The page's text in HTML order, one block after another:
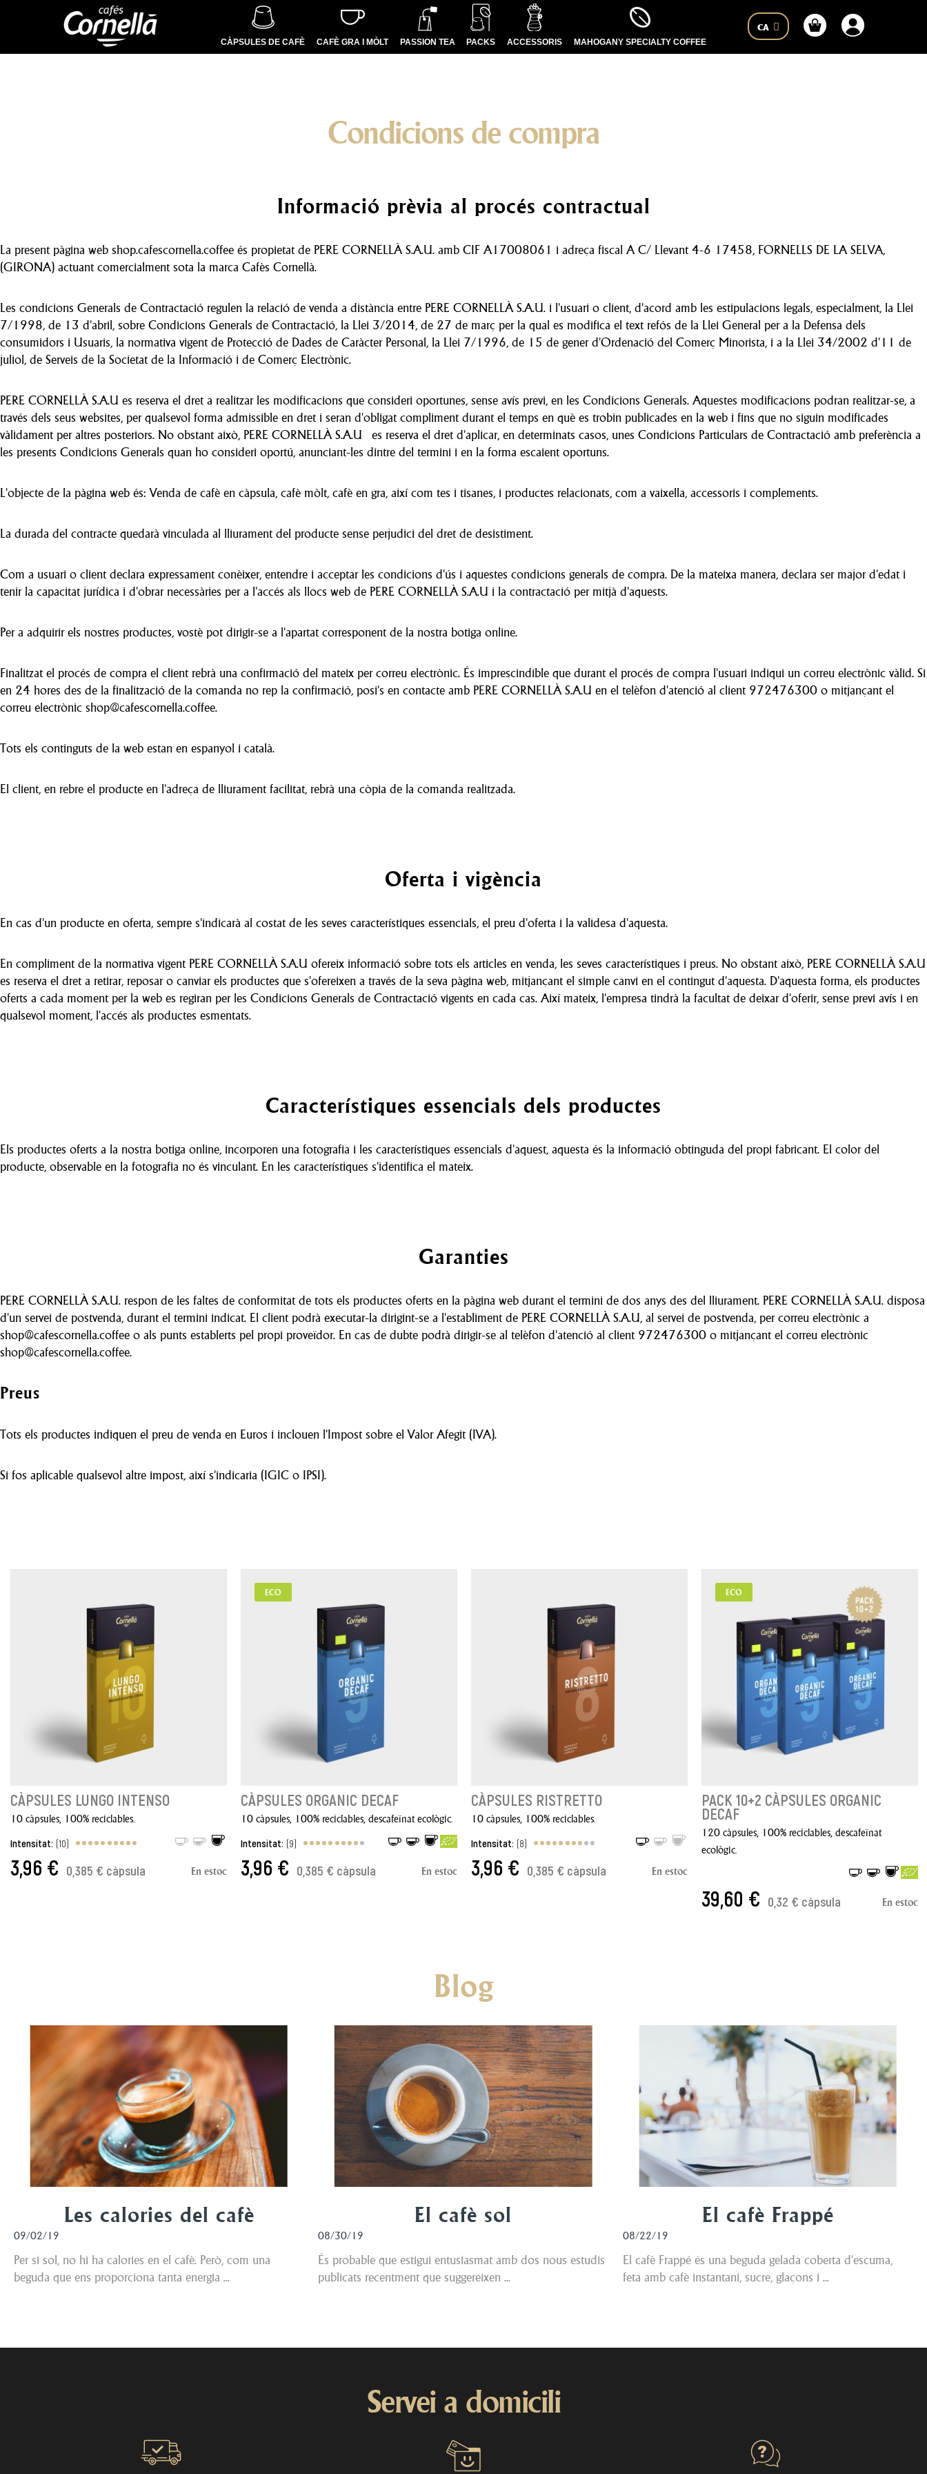
CÀPSULES DE CAFÈ CAFÈ GRA I MÒLT PASSION TEA PACKS ACCESSORIS MAHOGANY SPECIALTY COFFEE
CA
Condicions de compra
Informació prèvia al procés contractual
La present pàgina web shop.cafescornella.coffee és propietat de PERE CORNELLÀ S.A.U. amb CIF A17008061 i adreça fiscal A C/ Llevant 4-6 17458, FORNELLS DE LA SELVA,
(GIRONA) actuant comercialment sota la marca Cafès Cornellà.
Les condicions Generals de Contractació regulen la relació de venda a distància entre PERE CORNELLÀ S.A.U. i l'usuari o client, d'acord amb les estipulacions legals, especialment, la Llei
7/1998, de 13 d'abril, sobre Condicions Generals de Contractació, la Llei 3/2014, de 27 de març per la qual es modifica el text refós de la Llei General per a la Defensa dels
consumidors i Usuaris, la normativa vigent de Protecció de Dades de Caràcter Personal, la Llei 7/1996, de 15 de gener d'Ordenació del Comerç Minorista, i a la Llei 34/2002 d'11 de
juliol, de Serveis de la Societat de la Informació i de Comerç Electrònic.
PERE CORNELLÀ S.A.U es reserva el dret a realitzar les modificacions que consideri oportunes, sense avís previ, en les Condicions Generals. Aquestes modificacions podran realitzar-se, a
través dels seus websites, per qualsevol forma admissible en dret i seran d'obligat compliment durant el temps en què es trobin publicades en la web i fins que no siguin modificades
vàlidament per altres posteriors. No obstant això, PERE CORNELLÀ S.A.U es reserva el dret d'aplicar, en determinats casos, unes Condicions Particulars de Contractació amb preferència a
les presents Condicions Generals quan ho consideri oportú, anunciant-les dintre del termini i en la forma escaient oportuns.
L'objecte de la pàgina web és: Venda de cafè en càpsula, cafè mòlt, cafè en gra, així com tes i tisanes, i productes relacionats, com a vaixella, accessoris i complements.
La durada del contracte quedarà vinculada al lliurament del producte sense perjudici del dret de desistiment.
Com a usuari o client declara expressament conèixer, entendre i acceptar les condicions d'ús i aquestes condicions generals de compra. De la mateixa manera, declara ser major d'edat i
tenir la capacitat jurídica i d'obrar necessàries per a l'accés als llocs web de PERE CORNELLÀ S.A.U i la contractació per mitjà d'aquests.
Per a adquirir els nostres productes, vostè pot dirigir-se a l'apartat corresponent de la nostra botiga online.
Finalitzat el procés de compra el client rebrà una confirmació del mateix per correu electrònic. És imprescindible que durant el procés de compra l'usuari indiqui un correu electrònic vàlid. Si
en 24 hores des de la finalització de la comanda no rep la confirmació, posi's en contacte amb PERE CORNELLÀ S.A.U en el telèfon d'atenció al client 972476300 o mitjançant el
correu electrònic shop@cafescornella.coffee.
Tots els continguts de la web estan en espanyol i català.
El client, en rebre el producte en l'adreça de lliurament facilitat, rebrà una còpia de la comanda realitzada.
Oferta i vigència
En cas d'un producte en oferta, sempre s'indicarà al costat de les seves característiques essencials, el preu d'oferta i la validesa d'aquesta.
En compliment de la normativa vigent PERE CORNELLÀ S.A.U ofereix informació sobre tots els articles en venda, les seves característiques i preus. No obstant això, PERE CORNELLÀ S.A.U
es reserva el dret a retirar, reposar o canviar els productes que s'ofereixen a través de la seva pàgina web, mitjançant el simple canvi en el contingut d'aquesta. D'aquesta forma, els productes
oferts a cada moment per la web es regiran per les Condicions Generals de Contractació vigents en cada cas. Així mateix, l'empresa tindrà la facultat de deixar d'oferir, sense previ avís i en
qualsevol moment, l'accés als productes esmentats.
Característiques essencials dels productes
Els productes oferts a la nostra botiga online, incorporen una fotografia i les característiques essencials d'aquest, aquesta és la informació obtinguda del propi fabricant. El color del
producte, observable en la fotografia no és vinculant. En les característiques s'identifica el mateix.
Garanties
PERE CORNELLÀ S.A.U. respon de les faltes de conformitat de tots els productes oferts en la pàgina web durant el termini de dos anys des del lliurament. PERE CORNELLÀ S.A.U. disposa
d'un servei de postvenda, durant el termini indicat. El client podrà executar-la dirigint-se a l'establiment de PERE CORNELLÀ S.A.U, al servei de postvenda, per correu electrònic a
shop@cafescornella.coffee o als punts establerts pel propi proveïdor. En cas de dubte podrà dirigir-se al telèfon d'atenció al client 972476300 o mitjançant el correu electrònic
shop@cafescornella.coffee.
Preus
Tots els productes indiquen el preu de venda en Euros i inclouen l'Impost sobre el Valor Afegit (IVA).
Si fos aplicable qualsevol altre impost, així s'indicaria (IGIC o IPSI).
CÀPSULES LUNGO INTENSO
10 càpsules, 100% reciclables.
Intensitat: (10)
3,96 € 0,385 € càpsula En estoc
AFEGIR A LA CISTELLA
ECO
CÀPSULES ORGANIC DECAF
10 càpsules, 100% reciclables, descafeïnat ecològic.
Intensitat: (9)
3,96 € 0,385 € càpsula En estoc
AFEGIR A LA CISTELLA
CÀPSULES RISTRETTO
10 càpsules, 100% reciclables.
Intensitat: (8)
3,96 € 0,385 € càpsula En estoc
AFEGIR A LA CISTELLA
ECO
PACK 10+2 CÀPSULES ORGANIC
DECAF
120 càpsules, 100% reciclables, descafeïnat
ecològic.
39,60 € 0,32 € càpsula En estoc
AFEGIR A LA CISTELLA
Blog
Les calories del cafè
09/02/19
Per si sol, no hi ha calories en el cafè. Però, com una
beguda que ens proporciona tanta energia ...
El cafè sol
08/30/19
És probable que estigui entusiasmat amb dos nous estudis
publicats recentment que suggereixen ...
El cafè Frappé
08/22/19
El cafè Frappé és una beguda gelada coberta d'escuma,
feta amb cafè instantani, sucre, glaçons i ...
Servei a domicili